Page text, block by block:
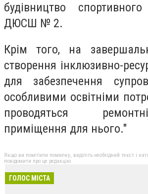
будівництво
ДЮСШ № 2.
Крім того, на
створення інклюзивно-
для забезпечення
особливими освітніми
проводяться
приміщення для нього."
Якщо ви помітили помилку, виділіть необхідний текст і
повідомити про це редакцію
ГОЛОС МІСТА